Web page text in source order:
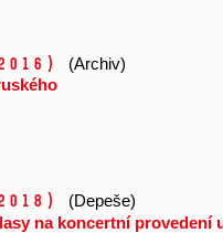
(Archiv)
(Depeše)
na koncertní provedení